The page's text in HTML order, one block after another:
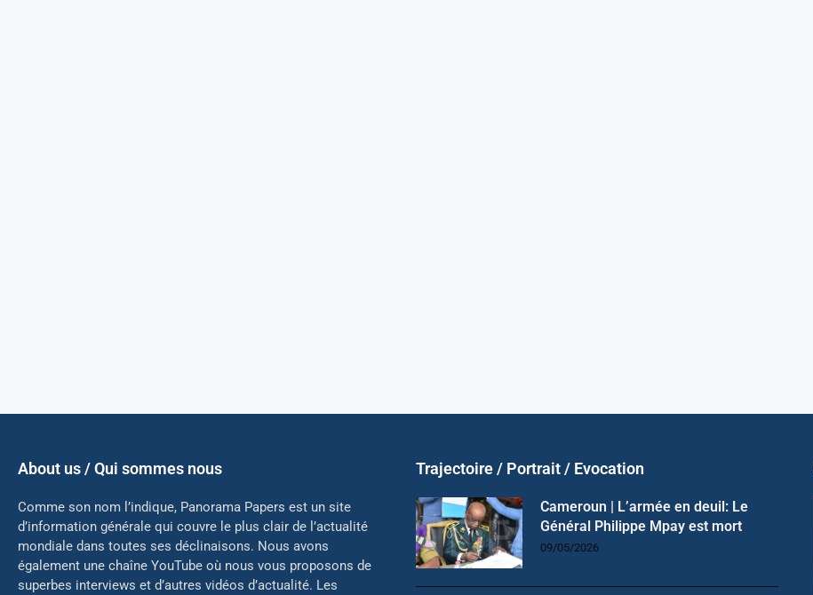
About us / Qui sommes nous
Comme son nom l’indique, Panorama Papers est un site
d’information générale qui couvre le plus clair de l’actualité
mondiale dans toutes ses déclinaisons. Nous avons
également une chaîne YouTube où nous vous proposons de
superbes interviews et d’autres vidéos d’actualité. Les
Trajectoire / Portrait / Evocation
Cameroun | L’armée en deuil: Le
Général Philippe Mpay est mort
09/05/2026